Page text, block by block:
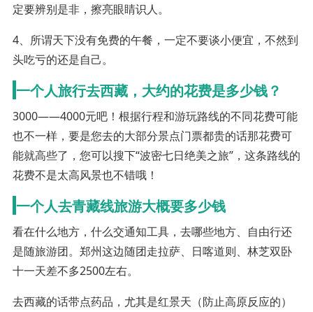
定要辨别是非，擦亮眼睛识人。
4、所谓天下没有免费的午餐，一定不要谈小便宜，不然到
头吃亏的还是自己。
一个人旅行去西藏，大约的花费是多少钱？
3000——4000元吧！根据行程和游玩路线的不同花费可能
也不一样，要是您去的大部分景点门票都贵的话那花费可
能就高些了，您可以搜下“波密七日绝美之旅”，这条路线的
花费不是太高风景也不错哦！
一个人去青藏线旅游大概要多少钱
看在什么地方，什么交通知工具，去哪些地方、自由行还
是随旅游团。郑州这边随团走拉萨、日喀道则、林芝双卧
十一天差不多2500左右。
去西藏的话带点药品，尤其是红景天（防止高原反应的）